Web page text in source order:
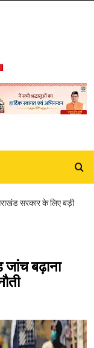
सरकार के लिए बड़ी
बढ़ाना